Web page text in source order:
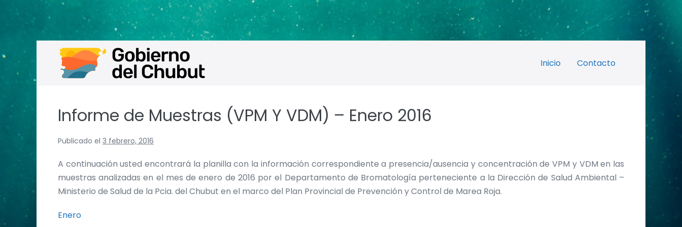
al
contenido
Inicio Contacto
Informe de Muestras (VPM Y VDM) – Enero 2016
Publicado el 3 febrero, 2016
A continuación usted encontrará la planilla con la información correspondiente a presencia/ausencia y concentración de VPM y VDM en las
muestras analizadas en el mes de enero de 2016 por el Departamento de Bromatología perteneciente a la Dirección de Salud Ambiental –
Ministerio de Salud de la Pcia. del Chubut en el marco del Plan Provincial de Prevención y Control de Marea Roja.
Enero